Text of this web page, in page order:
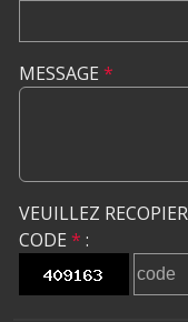
MESSAGE *
VEUILLEZ
CODE * :